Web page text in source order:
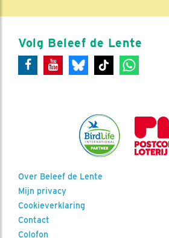
Volg Beleef de Lente
Over Beleef de Lente
Mijn privacy
Cookieverklaring
Contact
Colofon